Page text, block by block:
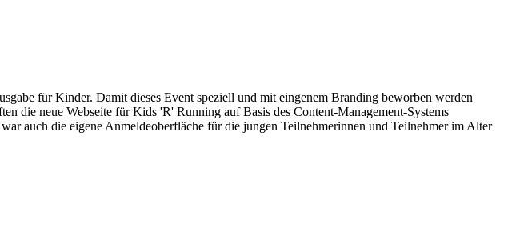
für Kinder. Damit dieses Event speziell und mit eingenem Branding beworben werden
die neue Webseite für Kids 'R' Running auf Basis des Content-Management-Systems
auch die eigene Anmeldeoberfläche für die jungen Teilnehmerinnen und Teilnehmer im Alter